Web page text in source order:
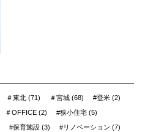
＃東北 (71) ＃宮城 (68)
#登米 (2)
＃OFFICE (2)
#狭小住宅 (5)
#保育施設 (3)
#リノベーション (7)